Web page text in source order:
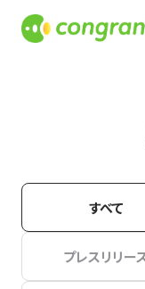
すべて
プレスリリー